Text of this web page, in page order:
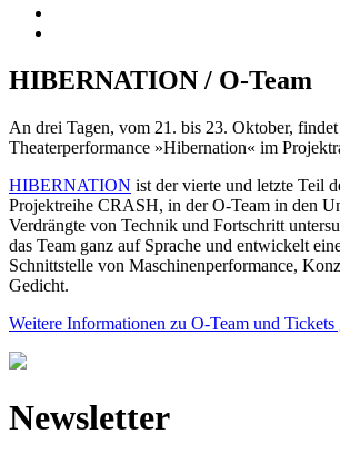
HIBERNATION / O-Team
An drei Tagen, vom 21. bis 23. Oktober,
Theaterperformance »Hibernation« im
HIBERNATION ist der vierte und letzte Teil
Projektreihe CRASH, in der O-Team in den
Verdrängte von Technik und Fortschritt
das Team ganz auf Sprache und entwickelt
Schnittstelle von Maschinenperformance,
Gedicht.
Weitere Informationen zu O-Team und Tickets
Newsletter